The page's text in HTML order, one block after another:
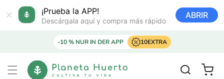
¡Prueba la APP!
Descárgala aquí y compra más rápido
ABRIR
directamente
al contenido
-10 % NUR IN DER APP 10EXTRA
Carrito